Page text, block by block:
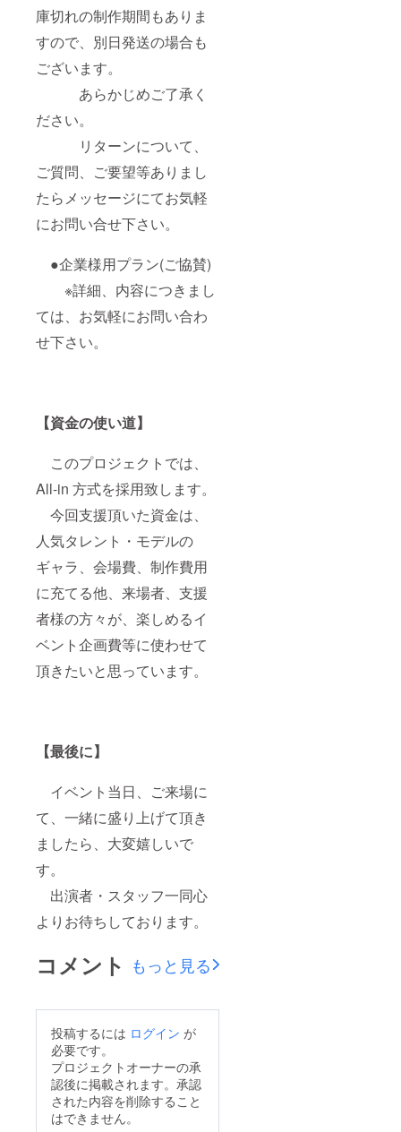
庫切れの制作期間もありま
すので、別日発送の場合も
ございます。
あらかじめご了承く
ださい。
リターンについて、
ご質問、ご要望等ありまし
たらメッセージにてお気軽
にお問い合せ下さい。
●企業様用プラン(ご協賛)
※詳細、内容につきまし
ては、お気軽にお問い合わ
せ下さい。
【資金の使い道】
このプロジェクトでは、
All-in 方式を採用致します。
今回支援頂いた資金は、
人気タレント・モデルの
ギャラ、会場費、制作費用
に充てる他、来場者、支援
者様の方々が、楽しめるイ
ベント企画費等に使わせて
頂きたいと思っています。
【最後に】
イベント当日、ご来場に
て、一緒に盛り上げて頂き
ましたら、大変嬉しいで
す。
出演者・スタッフ一同心
よりお待ちしております。
コメント もっと見る
投稿するには ログイン が
必要です。
プロジェクトオーナーの承
認後に掲載されます。承認
された内容を削除すること
はできません。